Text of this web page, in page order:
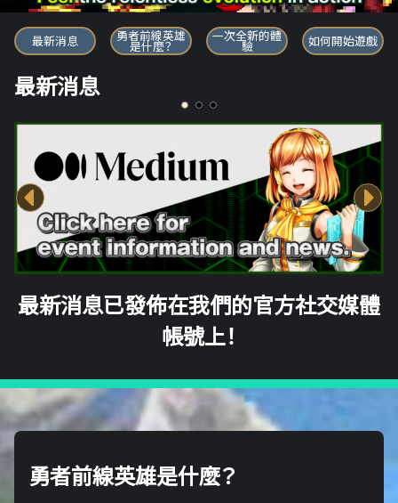
勇者前線英雄
最新消息 勇者前線英雄
是什麼？
一次全新的體
驗 如何開始遊戲
最新消息
最新消息已發佈在我們的官方社交媒體
帳號上！
勇者前線英雄是什麼？